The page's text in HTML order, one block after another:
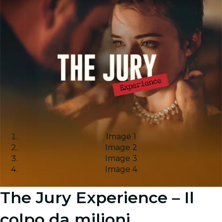
Image 1
Image 2
Image 3
Image 4
The Jury Experience – Il